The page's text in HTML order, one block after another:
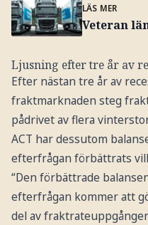
LÄS MER
Veteran
Ljusning efter tre år av
Efter nästan tre år av
fraktmarknaden steg
pådrivet av flera
ACT har dessutom
efterfrågan förbättrats
“Den förbättrade
efterfrågan kommer att
del av